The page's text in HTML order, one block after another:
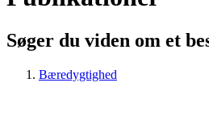
Søger du viden om et
Bæredygtighed